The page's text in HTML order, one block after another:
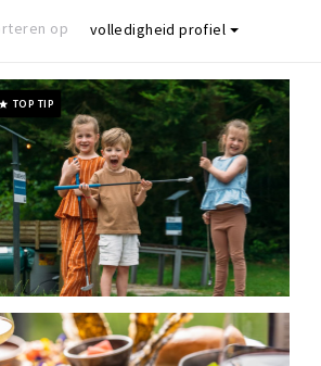
op volledigheid profiel
grade TOP TIP